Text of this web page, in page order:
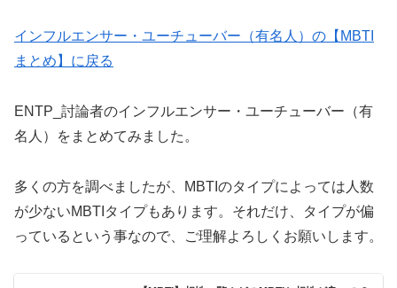
インフルエンサー・ユーチューバー（有名人）の【MBTI
まとめ】に戻る
ENTP_討論者のインフルエンサー・ユーチューバー（有
名人）をまとめてみました。
多くの方を調べましたが、MBTIのタイプによっては人数
が少ないMBTIタイプもあります。それだけ、タイプが偏
っているという事なので、ご理解よろしくお願いします。